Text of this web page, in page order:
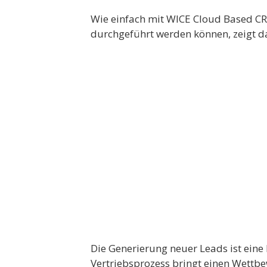
Wie einfach mit WICE Cloud Based
durchgeführt werden können, zeigt
Die Generierung neuer Leads ist
Vertriebsprozess bringt einen